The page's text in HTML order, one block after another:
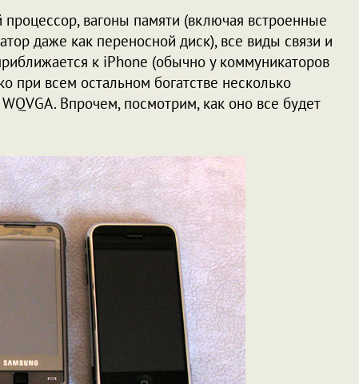
вагоны памяти (включая встроенные
даже как переносной диск), все виды связи и
к iPhone (обычно у коммуникаторов
при всем остальном богатстве несколько
Впрочем, посмотрим, как оно все будет